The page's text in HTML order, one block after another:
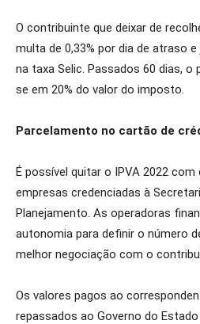
O contribuinte que deixar de
multa de 0,33% por dia de atraso
na taxa Selic. Passados 60 dias,
se em 20% do valor do imposto.
Parcelamento no cartão de
É possível quitar o IPVA 2022
empresas credenciadas à
Planejamento. As operadoras
autonomia para definir o número
melhor negociação com o
Os valores pagos ao
repassados ao Governo do